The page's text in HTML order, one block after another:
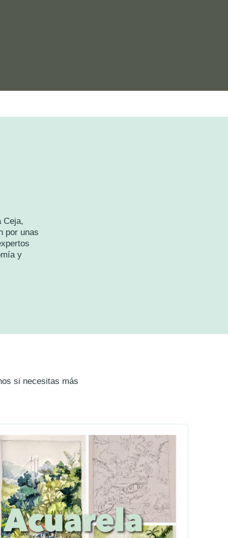
Ceja,
por unas
y
si necesitas más